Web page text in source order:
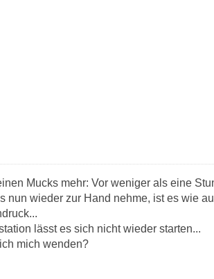
Mucks mehr: Vor weniger als eine
nun wieder zur Hand nehme, ist es wie
lässt es sich nicht wieder starten...
mich wenden?